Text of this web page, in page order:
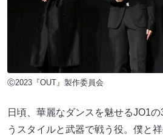
Ⓒ2023『OUT』製作委員会
日頃、華麗なダンスを魅せるJO1
うスタイルと武器で戦う役。僕と